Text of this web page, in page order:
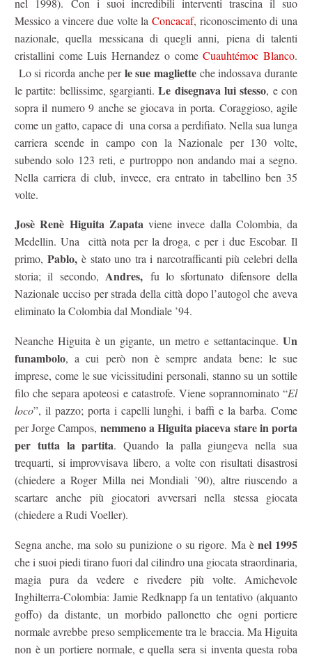
nel 1998). Con i suoi incredibili interventi trascina il suo
Messico a vincere due volte la Concacaf, riconoscimento di una
nazionale, quella messicana di quegli anni, piena di talenti
cristallini come Luis Hernandez o comeCuauhtémoc Blanco.
Lo si ricorda anche perle sue magliette che indossava durante
le partite: bellissime, sgargianti.Le disegnava lui stesso, e con
sopra il numero 9 anche se giocava in porta. Coraggioso, agile
come un gatto, capace di una corsa a perdifiato. Nella sua lunga
carriera scende in campo con la Nazionale per 130 volte,
subendo solo 123 reti, e purtroppo non andando mai a segno.
Nella carriera di club, invece, era entrato in tabellino ben 35
volte.
Josè Renè Higuita Zapataviene invece dalla Colombia, da
Medellin. Una città nota per la droga, e per i due Escobar. Il
primo, Pablo,è stato uno tra i narcotrafficanti più celebri della
storia; il secondo,Andres, fu lo sfortunato difensore della
Nazionale ucciso per strada della città dopo l’autogol che aveva
eliminato la Colombia dal Mondiale ’94.
Neanche Higuita è un gigante, un metro e settantacinque. Un
funambolo, a cui però non è sempre andata bene: le sue
imprese, come le sue vicissitudini personali, stanno su un sottile
filo che separa apoteosi e catastrofe. Viene soprannominato “El
loco”, il pazzo; porta i capelli lunghi, i baffi e la barba. Come
per Jorge Campos, nemmeno a Higuita piaceva stare in porta
per tutta la partita. Quando la palla giungeva nella sua
trequarti, si improvvisava libero, a volte con risultati disastrosi
(chiedere a Roger Milla nei Mondiali ’90), altre riuscendo a
scartare anche più giocatori avversari nella stessa giocata
(chiedere a Rudi Voeller).
Segna anche, ma solo su punizione o su rigore. Ma è nel 1995
che i suoi piedi tirano fuori dal cilindro una giocata straordinaria,
magia pura da vedere e rivedere più volte. Amichevole
Inghilterra-Colombia: Jamie Redknapp fa un tentativo (alquanto
goffo) da distante, un morbido pallonetto che ogni portiere
normale avrebbe preso semplicemente tra le braccia. Ma Higuita
non è un portiere normale, e quella sera si inventa questa roba